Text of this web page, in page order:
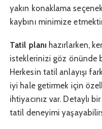
yakın konaklama
kaybını minimize
Tatil planıhazırlarken,
isteklerinizi göz önünde
Herkesin tatil anlayışı
iyi hale getirmek için
ihtiyacınız var. Detaylı
tatil deneyimi